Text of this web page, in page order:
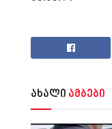
ახალი ამბები